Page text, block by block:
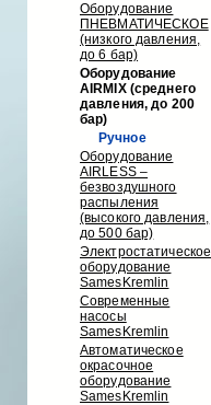
Оборудование
ПНЕВМАТИЧЕСКОЕ
(низкого давления,
до 6 бар)
Оборудование
AIRMIX (среднего
давления, до 200
бар)
Ручное
Оборудование
AIRLESS –
безвоздушного
распыления
(высокого давления,
до 500 бар)
Электростатическое
оборудование
SamesKremlin
Современные
насосы
SamesKremlin
Автоматическое
окрасочное
оборудование
SamesKremlin